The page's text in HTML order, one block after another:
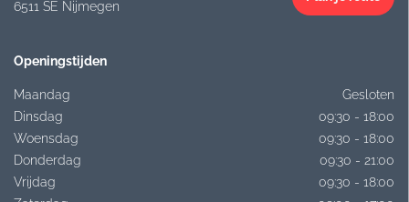
6511 SE Nijmegen
Openingstijden
Maandag
Gesloten
Dinsdag
09:30 - 18:00
Woensdag
09:30 - 18:00
Donderdag
09:30 - 21:00
Vrijdag
09:30 - 18:00